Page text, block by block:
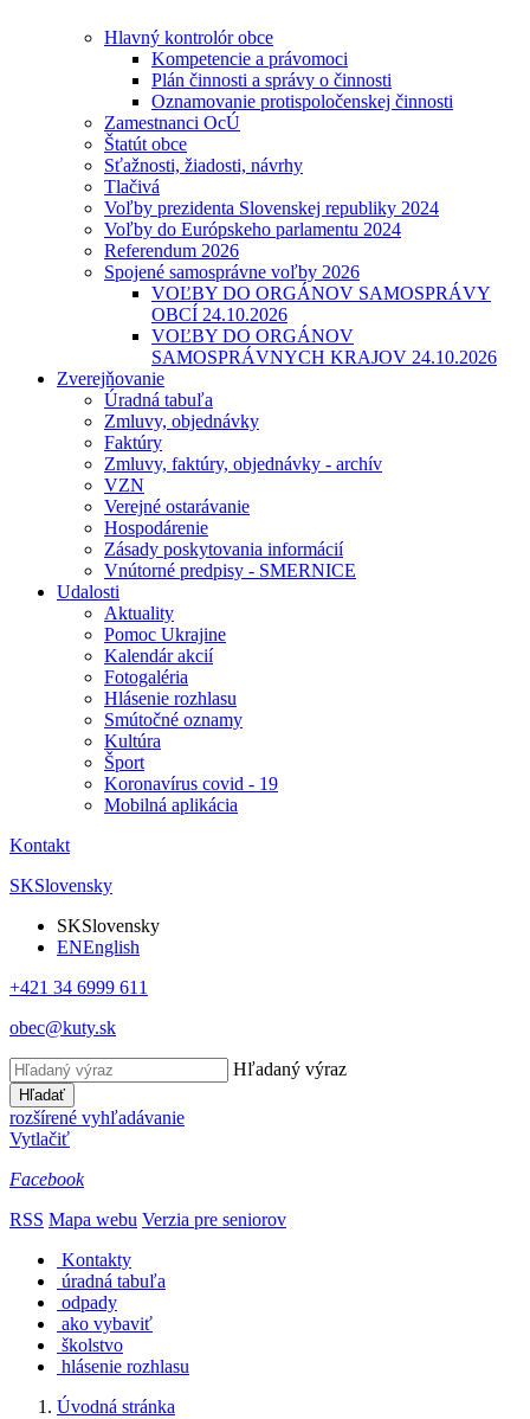
Hlavný kontrolór obce
Kompetencie a právomoci
Plán činnosti a správy o činnosti
Oznamovanie protispoločenskej činnosti
Zamestnanci OcÚ
Štatút obce
Sťažnosti, žiadosti, návrhy
Tlačivá
Voľby prezidenta Slovenskej republiky 2024
Voľby do Európskeho parlamentu 2024
Referendum 2026
Spojené samosprávne voľby 2026
VOĽBY DO ORGÁNOV SAMOSPRÁVY
OBCÍ 24.10.2026
VOĽBY DO ORGÁNOV
SAMOSPRÁVNYCH KRAJOV 24.10.2026
Zverejňovanie
Úradná tabuľa
Zmluvy, objednávky
Faktúry
Zmluvy, faktúry, objednávky - archív
VZN
Verejné ostarávanie
Hospodárenie
Zásady poskytovania informácií
Vnútorné predpisy - SMERNICE
Udalosti
Aktuality
Pomoc Ukrajine
Kalendár akcií
Fotogaléria
Hlásenie rozhlasu
Smútočné oznamy
Kultúra
Šport
Koronavírus covid - 19
Mobilná aplikácia
Kontakt
SKSlovensky
SKSlovensky
ENEnglish
+421 34 6999 611
obec@kuty.sk
Hľadaný výraz
Hľadať
rozšírené vyhľadávanie
Vytlačiť
Facebook
RSS Mapa webu Verzia pre seniorov
Kontakty
úradná tabuľa
odpady
ako vybaviť
školstvo
hlásenie rozhlasu
Úvodná stránka